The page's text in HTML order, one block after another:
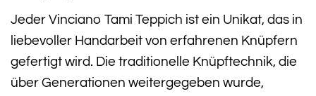
Jeder Vinciano Tami Teppich ist ein Unikat, das in
liebevoller Handarbeit von erfahrenen Knüpfern
gefertigt wird. Die traditionelle Knüpftechnik, die
über Generationen weitergegeben wurde,